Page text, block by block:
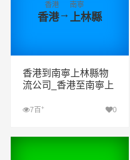
香港
香港→
南寧
上林縣
香港到南寧上林縣物
流公司_香港至南寧上
7百 + 0
查看詳細(xì)